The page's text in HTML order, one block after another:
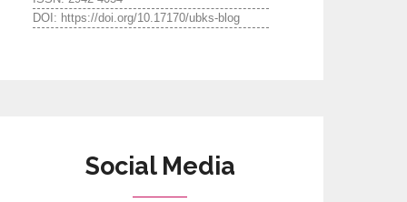
DOI: https://doi.org/10.17170/ubks-blog
Social Media